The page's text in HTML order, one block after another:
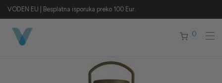
VODEN EU | Besplatna isporuka preko 100 Eur.
0